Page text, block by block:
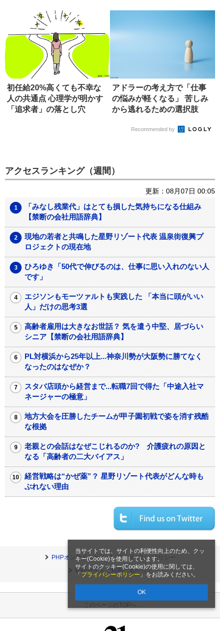
当サイトでは、サイトの利便性向上のため、クッ
キー(Cookie)を使用しています。
サイトのクッキー(Cookie)の使用に関しては、
「 プライバシーポリシー 」をお読みください。
OK
初任給20%高くても不幸な
人の共通点 心理学が明かす
「追求者」の落とし穴
アドラーの考え方で「仕事
の悩みが軽くなる」 苦しみ
から逃れるための選択肢
Recommended by
アクセスランキング（週間）
更新：08月07日 00:05
「みなし残業代」はとても損した気持ちになる仕組み
【禁断の会社用語辞典】
現地の若者と共鳴した星野リゾート代表 温泉街復興プ
ロジェクトの現在地
ひろゆき「50代で伸びるのは、仕事に思い入れのない人
です」
エジソンもモーツァルトも実践した 「本当に頭がいい
人」だけの思考3選
高齢者雇用は大きなお世話？ 気を遣う中堅、居づらい
シニア【禁断の会社用語辞典】
PL対横浜から25年以上...神奈川勢が大阪勢に勝てなく
なったのはなぜか？
スタバ店頭から経営まで...転職7回で得た「中途入社マ
ネージャーの極意」
地方大会を圧勝したチームが甲子園初戦で姿を消す残酷
な根拠
老親との会話はなぜこじれるのか? 介護疲れの原因と
なる「高齢者の二大バイアス」
経営戦略は“かぜ薬”？ 星野リゾート代表がどんな時も
ぶれない理由
PHPオンラインとは
プライバシーポリシー
Webサイトご利用にあたって
このページのTOPへ